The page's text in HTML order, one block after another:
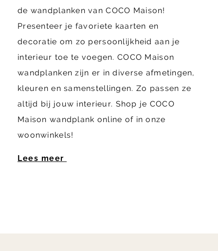
de wandplanken van COCO Maison!
Presenteer je favoriete kaarten en
decoratie om zo persoonlijkheid aan je
interieur toe te voegen. COCO Maison
wandplanken zijn er in diverse afmetingen,
kleuren en samenstellingen. Zo passen ze
altijd bij jouw interieur. Shop je COCO
Maison wandplank online of in onze
woonwinkels!
Lees meer